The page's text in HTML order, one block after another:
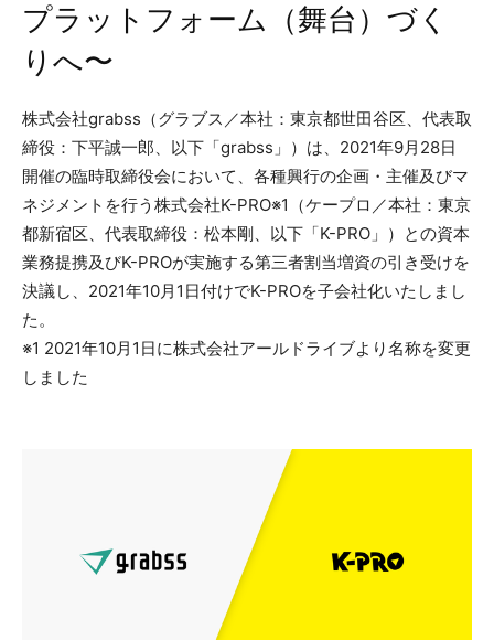
プラットフォーム（舞台）づく
りへ〜
株式会社grabss（グラブス／本社：東京都世田谷区、代表取
締役：下平誠一郎、以下「grabss」）は、2021年9月28日
開催の臨時取締役会において、各種興行の企画・主催及びマ
ネジメントを行う株式会社K-PRO※1（ケープロ／本社：東京
都新宿区、代表取締役：松本剛、以下「K-PRO」）との資本
業務提携及びK-PROが実施する第三者割当増資の引き受けを
決議し、2021年10月1日付けでK-PROを子会社化いたしまし
た。
※1 2021年10月1日に株式会社アールドライブより名称を変更
しました